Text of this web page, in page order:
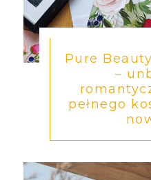
Pure
–
pełnego